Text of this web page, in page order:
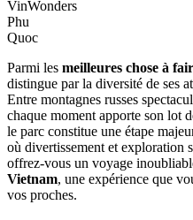
VinWonders
Phu
Quoc
Parmi les meilleures chose à
distingue par la diversité de ses
Entre montagnes russes
chaque moment apporte son lot
le parc constitue une étape
où divertissement et exploration
offrez-vous un voyage
Vietnam, une expérience que
vos proches.